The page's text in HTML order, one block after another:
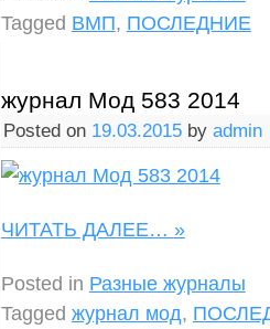
Tagged ВМП, ПОСЛЕДНИЕ
журнал Мод 583 2014
Posted on 19.03.2015 by admin
ЧИТАТЬ ДАЛЕЕ… »
Posted in Разные журналы
Tagged журнал мод,